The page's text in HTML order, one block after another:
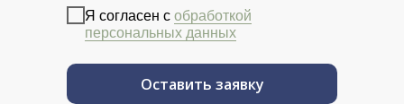
Я согласен с обработкой
персональных данных
Оставить заявку